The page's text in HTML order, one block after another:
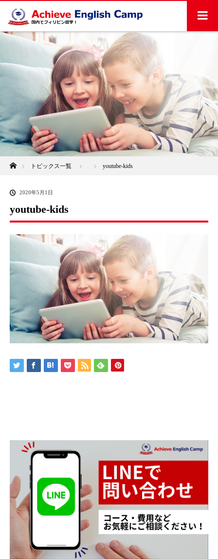
ホームトピックス一覧 youtube-kids
2020年5月1日
youtube-kids